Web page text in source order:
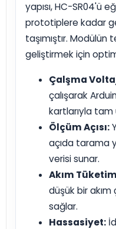
yapısı, HC-SR04'ü
prototiplere kadar
taşımıştır.
geliştirmek için
Çalşma
çalışarak
kartlarıyla tam
Ölçüm Açısı:
açıda tarama
verisi sunar.
Akım
düşük bir
sağlar.
Hassasiyet: